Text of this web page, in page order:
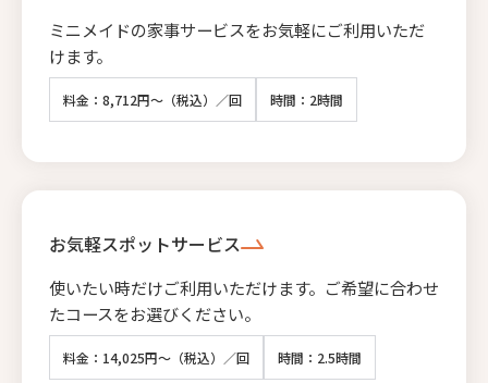
ミニメイドの家事サービスをお気軽にご利用いただ
けます。
料金：8,712円～（税込）／回 時間：2時間
お気軽スポットサービス
使いたい時だけご利用いただけます。ご希望に合わせ
たコースをお選びください。
料金：14,025円～（税込）／回 時間：2.5時間